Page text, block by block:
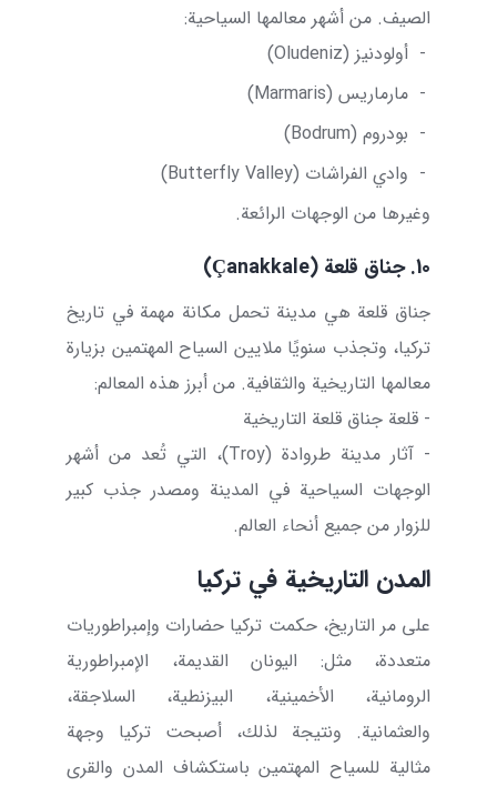
الصيف. من أشهر معالمها السياحية:
- أولودنيز (Oludeniz
)
- مارماريس (Marmaris
)
- بودروم (Bodrum
)
- وادي الفراشات (Butterfly Valley
)
وغيرها من الوجهات الرائعة.
10. جناق قلعة ( Çanakkale
)
جناق قلعة هي مدينة تحمل مكانة مهمة في تاريخ
تركيا، وتجذب سنويًا ملايين السياح المهتمين بزيارة
معالمها التاريخية والثقافية. من أبرز هذه المعالم:
- قلعة جناق قلعة التاريخية
- آثار مدينة طروادة (Troy)، التي تُعد من أشهر
الوجهات السياحية في المدينة ومصدر جذب كبير
للزوار من جميع أنحاء العالم.
المدن التاريخية في تركيا
على مر التاريخ، حكمت تركيا حضارات وإمبراطوريات
متعددة، مثل: اليونان القديمة، الإمبراطورية
الرومانية، الأخمينية، البيزنطية، السلاجقة،
والعثمانية. ونتيجة لذلك، أصبحت تركيا وجهة
مثالية للسياح المهتمين باستكشاف المدن والقرى